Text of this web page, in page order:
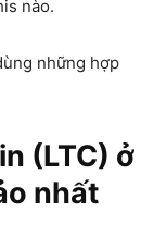
nào.
những hợp
(LTC) ở
nhất